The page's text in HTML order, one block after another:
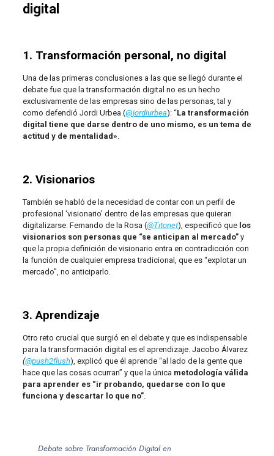
digital
1. Transformación personal, no digital
Una de las primeras conclusiones a las que se llegó durante el
debate fue que la transformación digital no es un hecho
exclusivamente de las empresas sino de las personas, tal y
como defendió Jordi Urbea (@jordiurbea): “La transformación
digital tiene que darse dentro de uno mismo, es un tema de
actitud y de mentalidad».
2. Visionarios
También se habló de la necesidad de contar con un perfil de
profesional ‘visionario’ dentro de las empresas que quieran
digitalizarse. Fernando de la Rosa (@Titonet), especificó que los
visionarios son personas que “se anticipan al mercado”y
que la propia definición de visionario entra en contradicción con
la función de cualquier empresa tradicional, que es “explotar un
mercado”, no anticiparlo.
3. Aprendizaje
Otro reto crucial que surgió en el debate y que es indispensable
para la transformación digital es el aprendizaje. Jacobo Álvarez
(@push2flush), explicó que él aprende “al lado de la gente que
hace que las cosas ocurran” y que la única metodología válida
para aprender es “ir probando, quedarse con lo que
funciona y descartar lo que no”.
Debate sobre Transformación Digital en